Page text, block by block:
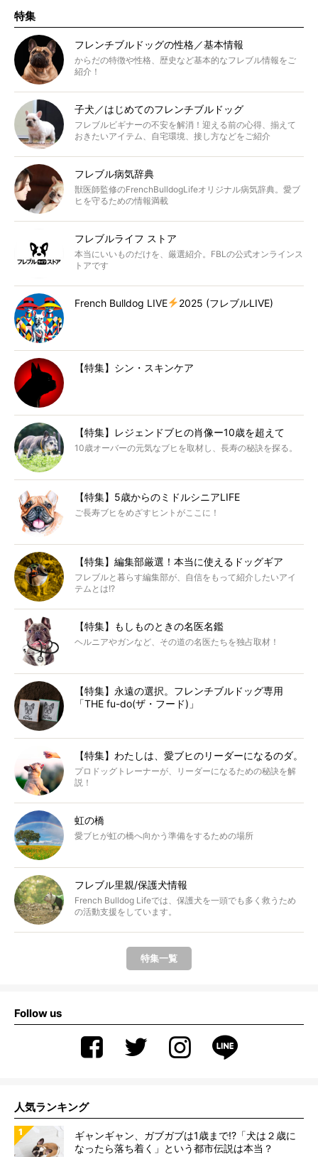
特集
フレンチブルドッグの性格／基本情報
からだの特徴や性格、歴史など基本的なフレブル情報をご
紹介！
子犬／はじめてのフレンチブルドッグ
フレブルビギナーの不安を解消！迎える前の心得、揃えて
おきたいアイテム、自宅環境、接し方などをご紹介
フレブル病気辞典
獣医師監修のFrenchBulldogLifeオリジナル病気辞典。愛ブ
ヒを守るための情報満載
フレブルライフ ストア
本当にいいものだけを、厳選紹介。FBLの公式オンラインス
トアです
French Bulldog LIVE 2025 (フレブルLIVE)
【特集】シン・スキンケア
【特集】レジェンドブヒの肖像ー10歳を超えて
10歳オーバーの元気なブヒを取材し、長寿の秘訣を探る。
【特集】5歳からのミドルシニアLIFE
ご長寿ブヒをめざすヒントがここに！
【特集】編集部厳選！本当に使えるドッグギア
フレブルと暮らす編集部が、自信をもって紹介したいアイ
テムとは!?
【特集】もしものときの名医名鑑
ヘルニアやガンなど、その道の名医たちを独占取材！
【特集】永遠の選択。フレンチブルドッグ専用
「THE fu-do(ザ・フード)」
【特集】わたしは、愛ブヒのリーダーになるのダ。
プロドッグトレーナーが、リーダーになるための秘訣を解
説！
虹の橋
愛ブヒが虹の橋へ向かう準備をするための場所
フレブル里親/保護犬情報
French Bulldog Lifeでは、保護犬を一頭でも多く救うため
の活動支援をしています。
特集一覧
Follow us
人気ランキング
ギャンギャン、ガブガブは1歳まで!?「犬は２歳に
なったら落ち着く」という都市伝説は本当？